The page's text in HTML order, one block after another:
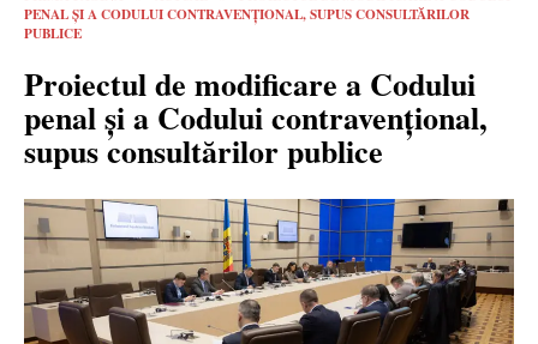
PENAL ȘI A CODULUI CONTRAVENȚIONAL, SUPUS CONSULTĂRILOR
PUBLICE
Proiectul de modificare a Codului
penal și a Codului contravențional,
supus consultărilor publice